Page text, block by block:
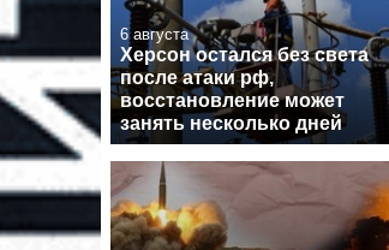
6 августа
Херсон остался без света
после атаки рф,
восстановление может
занять несколько дней